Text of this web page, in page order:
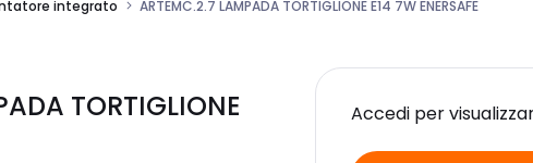
integrato ARTEMC.2.7 LAMPADA TORTIGLIONE E14 7W ENERSAFE
TORTIGLIONE
Accedi per